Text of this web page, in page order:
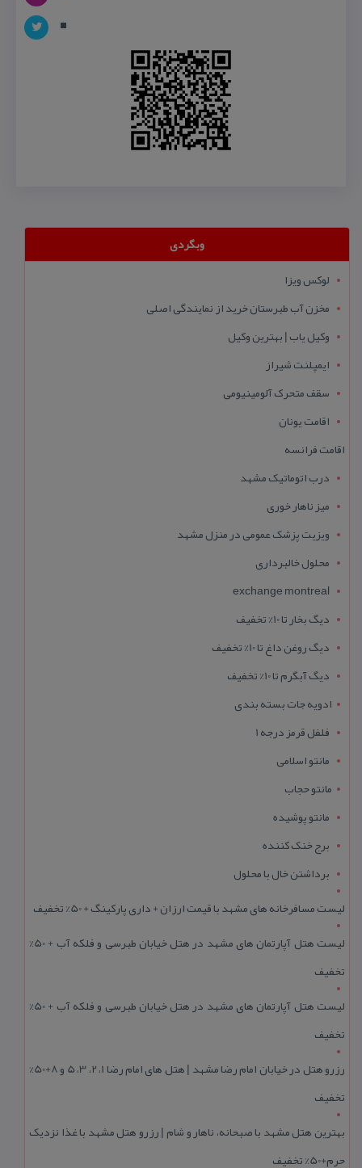
وبگردی
لوکس ویزا
مخزن آب طبرستان خرید از نمایندگی اصلی
وکیل یاب | بهترین وکیل
ایمپلنت شیراز
سقف متحرک آلومینیومی
اقامت یونان
اقامت فرانسه
درب اتوماتیک مشهد
میز ناهار خوری
ویزیت پزشک عمومی در منزل مشهد
محلول خالبرداری
exchange montreal
دیگ بخار تا 10% تخفیف
دیگ روغن داغ تا 10% تخفیف
دیگ آبگرم تا 10% تخفیف
ادویه جات بسته بندی
فلفل قرمز درجه 1
مانتو اسلامی
مانتو حجاب
مانتو پوشیده
برج خنک کننده
برداشتن خال با محلول
لیست مسافرخانه های مشهد با قیمت ارزان + داری پارکینگ + 50% تخفیف
لیست هتل آپارتمان های مشهد در هتل خیابان طبرسی و فلکه آب + 50%
تخفیف
لیست هتل آپارتمان های مشهد در هتل خیابان طبرسی و فلکه آب + 50%
تخفیف
رزرو هتل در خیابان امام رضا مشهد | هتل‌ های امام رضا 1، 2، 3، 5 و 8+50%
تخفیف
بهترین هتل مشهد با صبحانه، ناهار و شام | رزرو هتل مشهد با غذا نزدیک
حرم+50% تخفیف